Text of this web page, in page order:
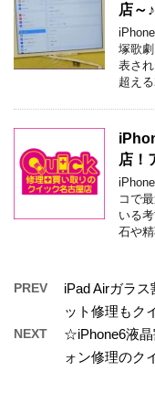
店～
塚歌
表さ
超え
店！
コで
いる
石や
PREV
iPad Airガラ
ット修理もク
NEXT
☆iPhone6液晶
ォン修理のク